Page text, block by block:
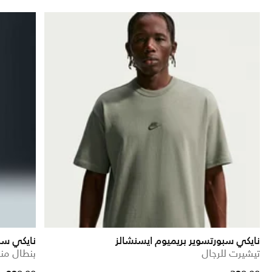
نايكي سبورتسوير بريميوم ايسنشالز
تيشيرت للرجال
نايكي
بنطال